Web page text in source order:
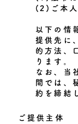
ご提供主体
(2)ご本人
以下の情
提供先に
的方法、
ります。
なお、当
間では、
約を締結